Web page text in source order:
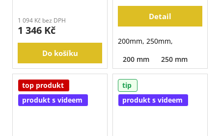
1 094 Kč bez DPH
1 346 Kč
Do košíku
Detail
200mm, 250mm,
200 mm
250 mm
top produkt
produkt s videem
tip
produkt s videem